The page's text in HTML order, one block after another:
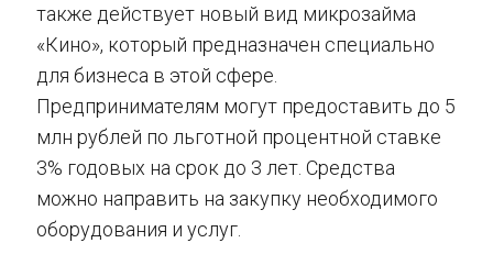
также действует новый вид микрозайма
«Кино», который предназначен специально
для бизнеса в этой сфере.
Предпринимателям могут предоставить до 5
млн рублей по льготной процентной ставке
3% годовых на срок до 3 лет. Средства
можно направить на закупку необходимого
оборудования и услуг.